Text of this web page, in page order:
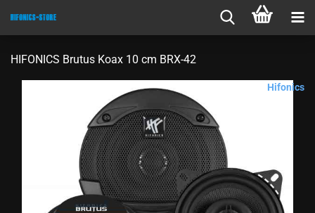
HIFONICS Brutus Koax 10 cm BRX-42
Hifonics